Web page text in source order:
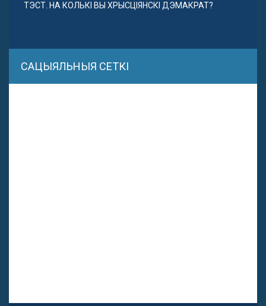
ТЭСТ. НА КОЛЬКІ ВЫ ХРЫСЦІЯНСКІ ДЭМАКРАТ?
САЦЫЯЛЬНЫЯ СЕТКІ